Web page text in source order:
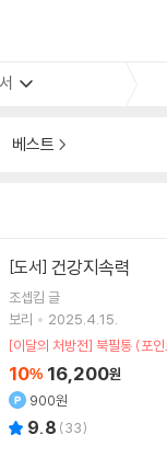
베스트
[도서] 건강지속력
조셉킴 글
보리
2025.4.15.
[이달의 처방전] 북필통 (포
10% 16,200원
900원
9.8 (33)